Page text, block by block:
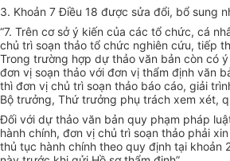
3. Khoản 7 Điều 18 được sửa đổi, bổ sung
“7. Trên cơ sở ý kiến của các tổ chức, cá
chủ trì soạn thảo tổ chức nghiên cứu, tiếp
Trong trường hợp dự thảo văn bản còn có
đơn vị soạn thảo với đơn vị thẩm định văn
thì đơn vị chủ trì soạn thảo báo cáo, giải
Bộ trưởng, Thứ trưởng phụ trách xem xét,
Đối với dự thảo văn bản quy phạm pháp
hành chính, đơn vị chủ trì soạn thảo phải
thủ tục hành chính theo quy định tại khoản